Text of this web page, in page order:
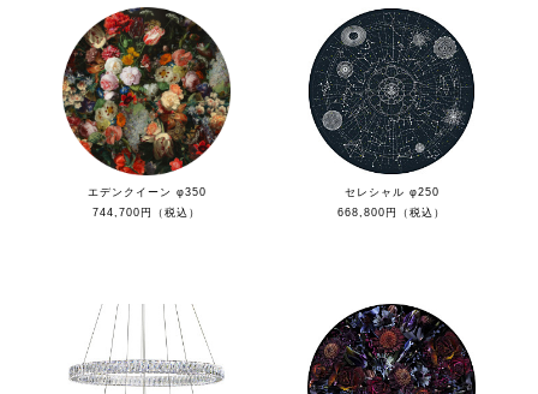
エデンクイーン φ350
744,700円（税込）
セレシャル φ250
668,800円（税込）